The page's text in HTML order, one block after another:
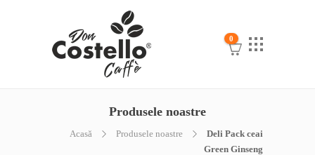
0
Produsele noastre
Acasă Produsele noastre
Deli Pack ceai
Green Ginseng